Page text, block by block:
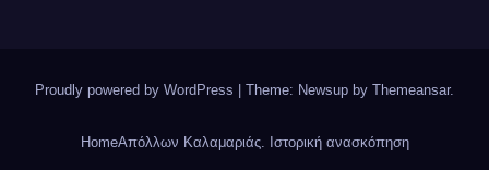
Proudly powered by WordPress Theme: Newsup by Themeansar.
HomeΑπόλλων Καλαμαριάς. Iστορική ανασκόπηση